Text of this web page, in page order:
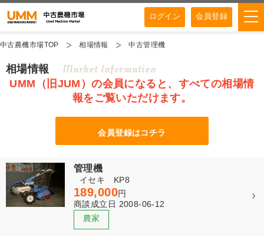
ログイン 会員登録
中古農機市場TOP 相場情報 中古管理機
相場情報 Market Information
UMM（旧JUM）の会員になると、すべての相場情
報をご覧いただけます。
会員登録はコチラ
管理機
イセキ KP8
189,000円
商談成立日 2008-06-12